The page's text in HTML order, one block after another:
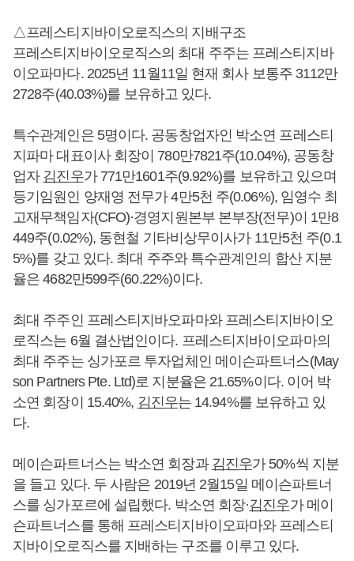
△프레스티지바이오로직스의 지배구조
프레스티지바이오로직스의 최대 주주는 프레스티지바
이오파마다. 2025년 11월11일 현재 회사 보통주 3112만
2728주(40.03%)를 보유하고 있다.
특수관계인은 5명이다. 공동창업자인 박소연 프레스티
지파마 대표이사 회장이 780만7821주(10.04%), 공동창
업자 김진우가 771만1601주(9.92%)를 보유하고 있으며
등기임원인 양재영 전무가 4만5천 주(0.06%), 임영수 최
고재무책임자(CFO)·경영지원본부 본부장(전무)이 1만8
449주(0.02%), 동현철 기타비상무이사가 11만5천 주(0.1
5%)를 갖고 있다. 최대 주주와 특수관계인의 합산 지분
율은 4682만599주(60.22%)이다.
최대 주주인 프레스티지바오파마와 프레스티지바이오
로직스는 6월 결산법인이다. 프레스티지바이오파마의
최대 주주는 싱가포르 투자업체인 메이슨파트너스(May
son Partners Pte. Ltd)로 지분율은 21.65%이다. 이어 박
소연 회장이 15.40%, 김진우는 14.94%를 보유하고 있
다.
메이슨파트너스는 박소연 회장과 김진우가 50%씩 지분
을 들고 있다. 두 사람은 2019년 2월15일 메이슨파트너
스를 싱가포르에 설립했다. 박소연 회장·김진우가 메이
슨파트너스를 통해 프레스티지바이오파마와 프레스티
지바이오로직스를 지배하는 구조를 이루고 있다.